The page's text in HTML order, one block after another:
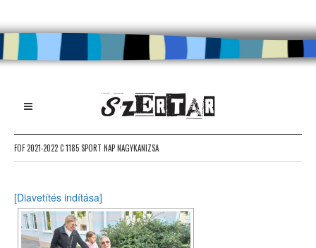
FOF 2021-2022 C 1185 SPORT NAP NAGYKANIZSA
[Diavetítés indítása]